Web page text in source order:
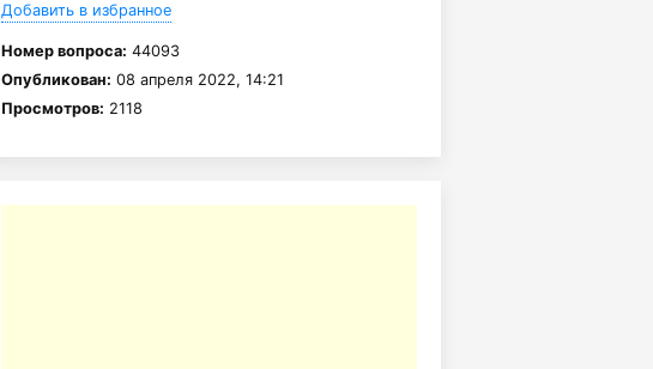
Добавить в избранное
Номер вопроса: 44093
Опубликован: 08 апреля 2022, 14:21
Просмотров: 2118